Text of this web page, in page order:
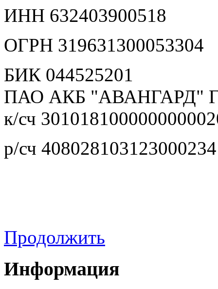
ИНН 632403900518
ОГРН 319631300053304
БИК 044525201
ПАО АКБ "АВАНГАРД"
к/сч
р/сч
Продолжить
Информация